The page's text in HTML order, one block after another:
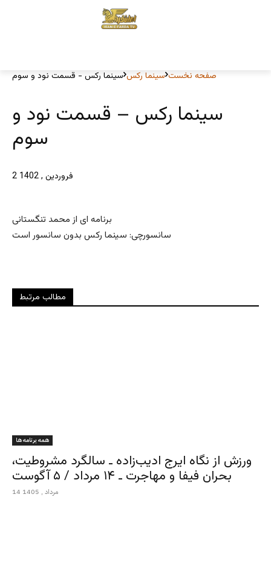
صفحه نخست سینما رکس سینما رکس - قسمت نود و سوم
سینما رکس – قسمت نود و
سوم
2 فروردین , 1402
برنامه ای از محمد تنگستانی
سانسورچی: سینما رکس بدون سانسور است
مطالب مرتبط
همه برنامه ها
ورزش از نگاه ایرج ادیب‌زاده ـ سالگرد مشروطیت،
بحران فیفا و مهاجرت ـ ۱۴ مرداد / ۵ آگوست
14 مرداد , 1405